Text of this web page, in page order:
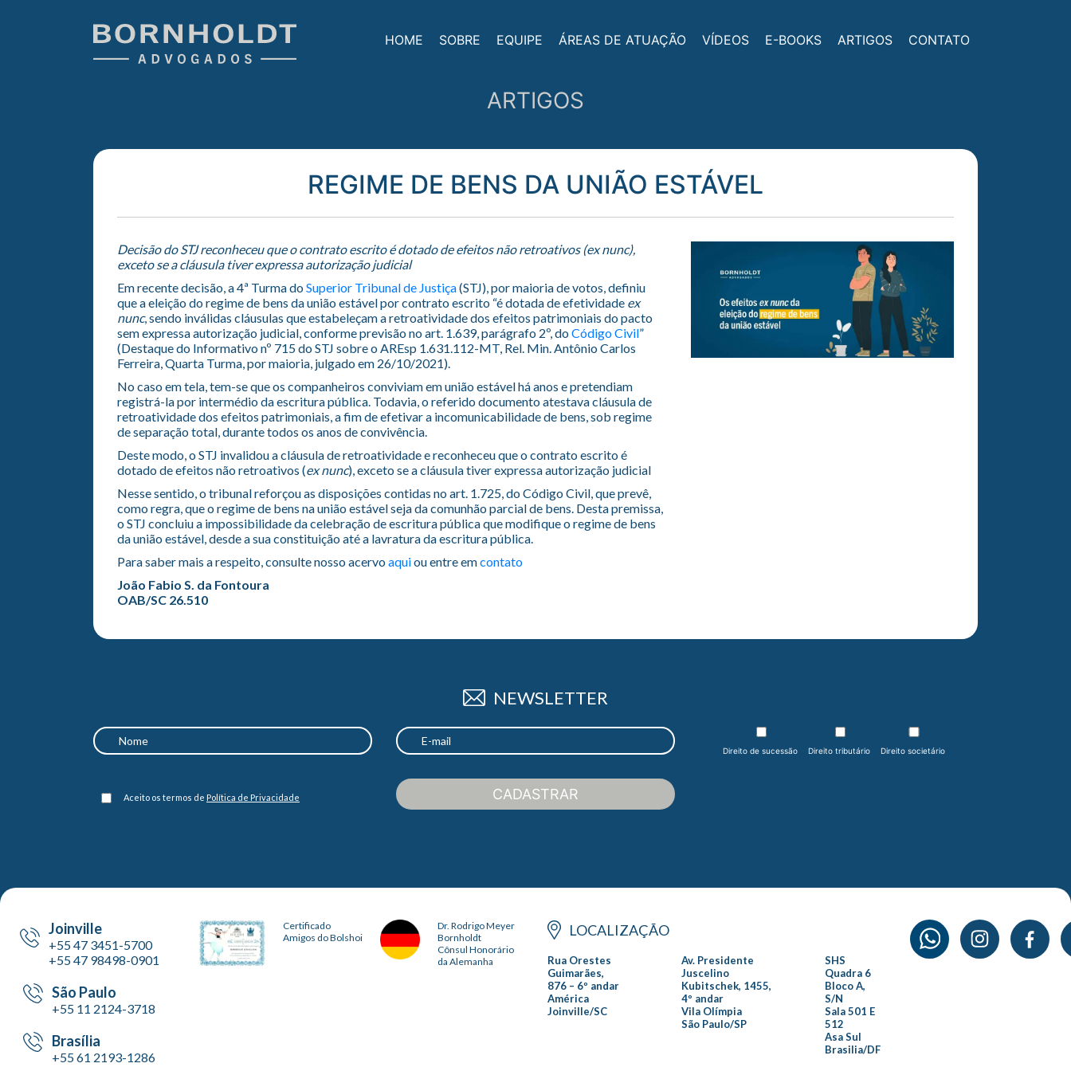
HOME SOBRE EQUIPE ÁREAS DE ATUAÇÃO VÍDEOS E-BOOKS ARTIGOS CONTATO
ARTIGOS
REGIME DE BENS DA UNIÃO ESTÁVEL
Decisão do STJ reconheceu que o contrato escrito é dotado de efeitos não retroativos (ex nunc),
exceto se a cláusula tiver expressa autorização judicial
Em recente decisão, a 4ª Turma doSuperior Tribunal de Justiça(STJ), por maioria de votos, definiu
que a eleição do regime de bens da união estável por contrato escrito “é dotada de efetividade ex
nunc, sendo inválidas cláusulas que estabeleçam a retroatividade dos efeitos patrimoniais do pacto
sem expressa autorização judicial, conforme previsão no art. 1.639, parágrafo 2º, doCódigo Civil”
(Destaque do Informativo nº 715 do STJ sobre o AREsp 1.631.112-MT, Rel. Min. Antônio Carlos
Ferreira, Quarta Turma, por maioria, julgado em 26/10/2021).
No caso em tela, tem-se que os companheiros conviviam em união estável há anos e pretendiam
registrá-la por intermédio da escritura pública. Todavia, o referido documento atestava cláusula de
retroatividade dos efeitos patrimoniais, a fim de efetivar a incomunicabilidade de bens, sob regime
de separação total, durante todos os anos de convivência.
Deste modo, o STJ invalidou a cláusula de retroatividade e reconheceu que o contrato escrito é
dotado de efeitos não retroativos (ex nunc), exceto se a cláusula tiver expressa autorização judicial
Nesse sentido, o tribunal reforçou as disposições contidas no art. 1.725, do Código Civil, que prevê,
como regra, que o regime de bens na união estável seja da comunhão parcial de bens. Desta premissa,
o STJ concluiu a impossibilidade da celebração de escritura pública que modifique o regime de bens
da união estável, desde a sua constituição até a lavratura da escritura pública.
Para saber mais a respeito, consulte nosso acervoaquiou entre emcontato
João Fabio S. da Fontoura
OAB/SC 26.510
NEWSLETTER
Direito de sucessão Direito tributário Direito societário
Aceito os termos de Política de Privacidade CADASTRAR
Joinville
+55 47 3451-5700
+55 47 98498-0901
São Paulo
+55 11 2124-3718
Brasília
+55 61 2193-1286
Certificado
Amigos do Bolshoi
Dr. Rodrigo Meyer
Bornholdt
Cônsul Honorário
da Alemanha
LOCALIZAÇÃO
Rua Orestes
Guimarães,
876 – 6º andar
América
Joinville/SC
Av. Presidente
Juscelino
Kubitschek, 1455,
4º andar
Vila Olímpia
São Paulo/SP
SHS
Quadra 6
Bloco A,
S/N
Sala 501 E
512
Asa Sul
Brasilia/DF